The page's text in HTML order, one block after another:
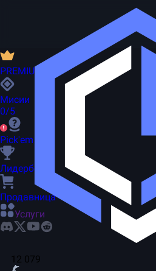
12 079
PREMIUM
Мисии
0/5
Pick'em
Лидерборд
Продавница
Услуги